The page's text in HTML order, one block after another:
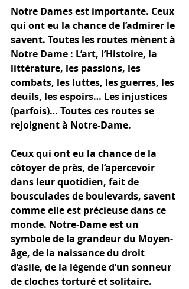
Notre Dames est importante. Ceux
qui ont eu la chance de l’admirer le
savent. Toutes les routes mènent à
Notre Dame : L’art, l’Histoire, la
littérature, les passions, les
combats, les luttes, les guerres, les
deuils, les espoirs… Les injustices
(parfois)… Toutes ces routes se
rejoignent à Notre-Dame.
Ceux qui ont eu la chance de la
côtoyer de près, de l’apercevoir
dans leur quotidien, fait de
bousculades de boulevards, savent
comme elle est précieuse dans ce
monde. Notre-Dame est un
symbole de la grandeur du Moyen-
âge, de la naissance du droit
d’asile, de la légende d’un sonneur
de cloches torturé et solitaire.